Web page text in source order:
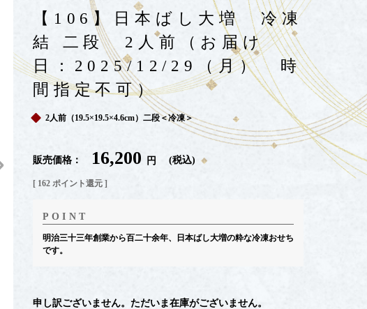
【106】日本ばし大増 冷凍
結 二段 2人前（お届け
日：2025/12/29（月） 時
間指定不可）
2人前（19.5×19.5×4.6cm）二段＜冷凍＞
販売価格 16,200 税込
[ 162 ポイント還元 ]
明治三十三年創業から百二十余年、日本ばし大増の粋な冷凍おせち
です。
申し訳ございません。ただいま在庫がございません。